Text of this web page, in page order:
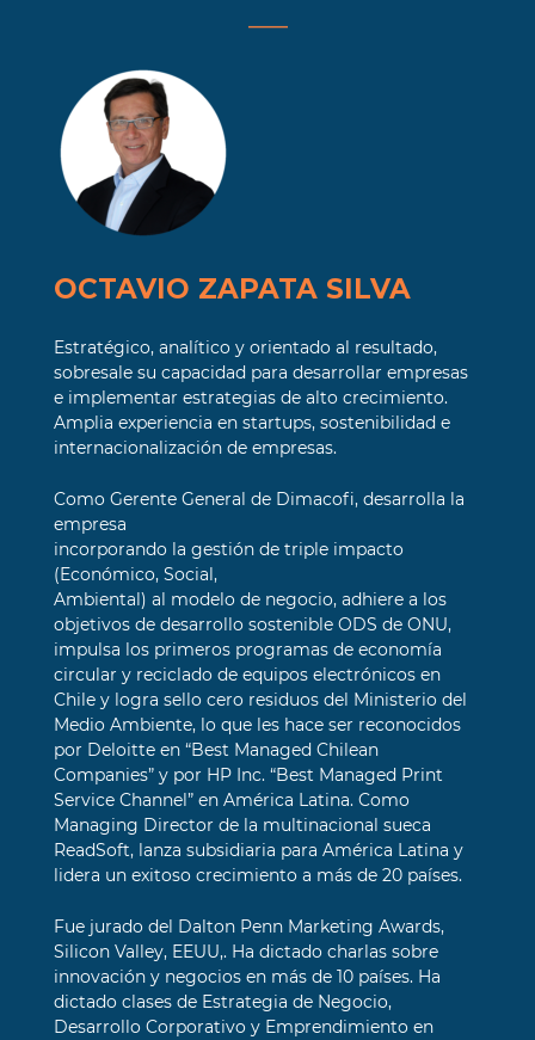
___
OCTAVIO ZAPATA SILVA
Estratégico, analítico y orientado al resultado,
sobresale su capacidad para desarrollar empresas
e implementar estrategias de alto crecimiento.
Amplia experiencia en startups, sostenibilidad e
internacionalización de empresas.
Como Gerente General de Dimacofi, desarrolla la
empresa
incorporando la gestión de triple impacto
(Económico, Social,
Ambiental) al modelo de negocio, adhiere a los
objetivos de desarrollo sostenible ODS de ONU,
impulsa los primeros programas de economía
circular y reciclado de equipos electrónicos en
Chile y logra sello cero residuos del Ministerio del
Medio Ambiente, lo que les hace ser reconocidos
por Deloitte en “Best Managed Chilean
Companies” y por HP Inc. “Best Managed Print
Service Channel” en América Latina. Como
Managing Director de la multinacional sueca
ReadSoft, lanza subsidiaria para América Latina y
lidera un exitoso crecimiento a más de 20 países.
Fue jurado del Dalton Penn Marketing Awards,
Silicon Valley, EEUU,. Ha dictado charlas sobre
innovación y negocios en más de 10 países. Ha
dictado clases de Estrategia de Negocio,
Desarrollo Corporativo y Emprendimiento en